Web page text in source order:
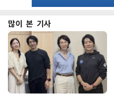
많이 본 기사